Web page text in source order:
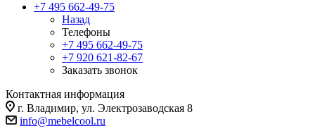
+7 495 662-49-75
Назад
Телефоны
+7 495 662-49-75
+7 920 621-82-67
Заказать звонок
Контактная информация
г. Владимир, ул. Электрозаводская 8
info@mebelcool.ru